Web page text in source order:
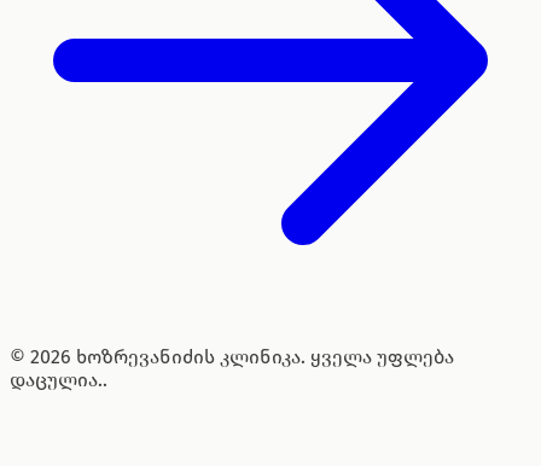
© 2026 ხოზრევანიძის კლინიკა. ყველა უფლება
დაცულია..